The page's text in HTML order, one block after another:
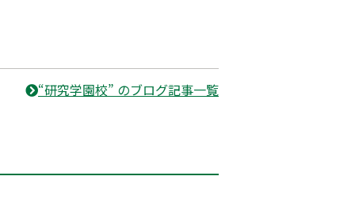
“研究学園校” のブログ記事一覧